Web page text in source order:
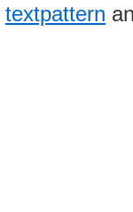
textpattern